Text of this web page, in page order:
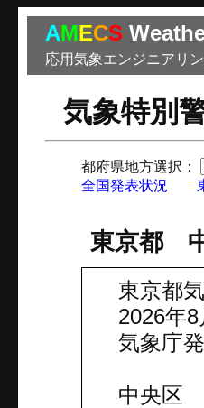
AMECS
応用気象エンジニアリ
気象特別
都府県地方選択：
全国発表状況
東京都
東京都
2026年
気象庁
中央区